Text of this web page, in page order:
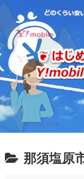
那須塩原